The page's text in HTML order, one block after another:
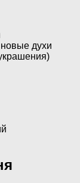
духи